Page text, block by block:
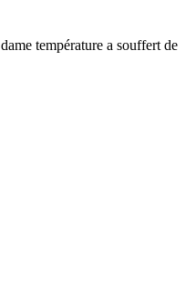
température a souffert de